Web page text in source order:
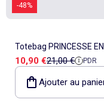
-48%
Totebag PRINCESSE EN
BASKETS
Prix de vente
10,90 €Prix de
21,00 € PDR
Ajouter au